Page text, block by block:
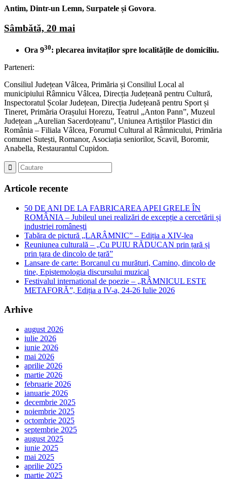
Antim, Dintr-un Lemn, Surpatele și Govora.
Sâmbătă, 20 mai
Ora 930: plecarea invitaților spre localitățile de domiciliu.
Parteneri:
Consiliul Județean Vâlcea, Primăria și Consiliul Local al
municipiului Râmnicu Vâlcea, Direcția Județeană pentru Cultură,
Inspectoratul Școlar Județean, Direcția Județeană pentru Sport și
Tineret, Primăria Orașului Horezu, Teatrul „Anton Pann”, Muzeul
Județean „Aurelian Sacerdoțeanu”, Uniunea Artiștilor Plastici din
România – Filiala Vâlcea, Forumul Cultural al Râmnicului, Primăria
comunei Sutești, Romanor, Asociația seniorilor, Scavil, Boromir,
Anabella, Restaurantul Cupidon.
Articole recente
50 DE ANI DE LA FABRICAREA APEI GRELE ÎN
ROMÂNIA – Jubileul unei realizări de excepție a cercetării și
industriei românești
Tabăra de pictură „LARÂMNIC” – Ediția a XIV-lea
Reuniunea culturală – „Cu PUIU RĂDUCAN prin țară și
prin țara de dincolo de țară”
Lansare de carte: Borcanul cu murături, Camino, dincolo de
tine, Epistemologia discursului muzical
Festivalul international de poezie – „RÂMNICUL ESTE
METAFORĂ”, Ediția a IV-a, 24-26 Iulie 2026
Arhive
august 2026
iulie 2026
iunie 2026
mai 2026
aprilie 2026
martie 2026
februarie 2026
ianuarie 2026
decembrie 2025
noiembrie 2025
octombrie 2025
septembrie 2025
august 2025
iunie 2025
mai 2025
aprilie 2025
martie 2025